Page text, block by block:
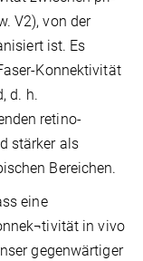
V2), von der
ist. Es
Konnektivität
d. h.
retino­
stärker als
Bereichen.
eine
in vivo
gegenwärtiger